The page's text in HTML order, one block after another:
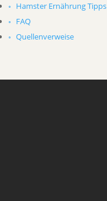
Hamster Ernährung Tipps
FAQ
Quellenverweise